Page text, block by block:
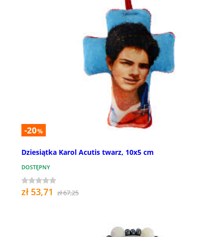
-20%
Dziesiątka Karol Acutis twarz, 10x5 cm
DOSTĘPNY
zł 53,71 zł 67,25